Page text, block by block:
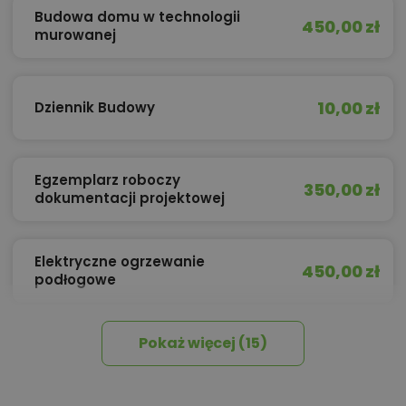
Budowa domu w technologii
murowanej
450,00 zł
Dziennik Budowy 10,00 zł
Egzemplarz roboczy
dokumentacji projektowej
350,00 zł
Elektryczne ogrzewanie
podłogowe
450,00 zł
Izolacja celulozowaPokaż więcej (15)